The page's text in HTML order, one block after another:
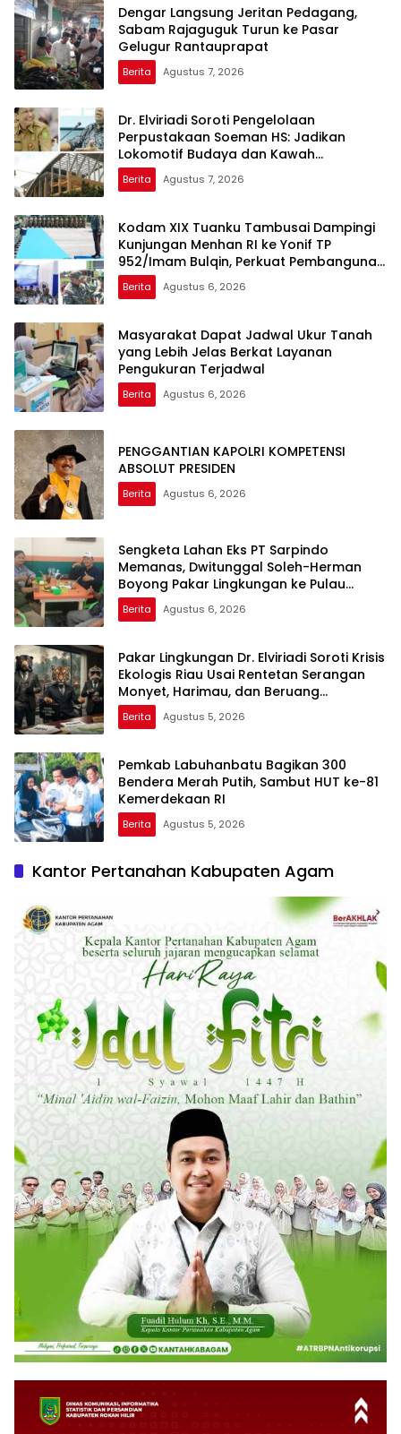
Dengar Langsung Jeritan Pedagang,
Sabam Rajaguguk Turun ke Pasar
Gelugur Rantauprapat
Berita Agustus 7, 2026
Dr. Elviriadi Soroti Pengelolaan
Perpustakaan Soeman HS: Jadikan
Lokomotif Budaya dan Kawah
Candradimuka Intelektual
Berita Agustus 7, 2026
Kodam XIX Tuanku Tambusai Dampingi
Kunjungan Menhan RI ke Yonif TP
952/Imam Bulqin, Perkuat Pembangunan
Satuan
Berita Agustus 6, 2026
Masyarakat Dapat Jadwal Ukur Tanah
yang Lebih Jelas Berkat Layanan
Pengukuran Terjadwal
Berita Agustus 6, 2026
PENGGANTIAN KAPOLRI KOMPETENSI
ABSOLUT PRESIDEN
Berita Agustus 6, 2026
Sengketa Lahan Eks PT Sarpindo
Memanas, Dwitunggal Soleh-Herman
Boyong Pakar Lingkungan ke Pulau
Rupat
Berita Agustus 6, 2026
Pakar Lingkungan Dr. Elviriadi Soroti Krisis
Ekologis Riau Usai Rentetan Serangan
Monyet, Harimau, dan Beruang
Terhadap Warga
Berita Agustus 5, 2026
Pemkab Labuhanbatu Bagikan 300
Bendera Merah Putih, Sambut HUT ke-81
Kemerdekaan RI
Berita Agustus 5, 2026
Kantor Pertanahan Kabupaten Agam